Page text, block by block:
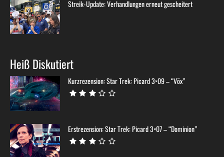
Streik-Update: Verhandlungen erneut gescheitert
Heiß Diskutiert
Kurzrezension: Star Trek: Picard 3×09 – “Võx”
Erstrezension: Star Trek: Picard 3×07 – “Dominion”